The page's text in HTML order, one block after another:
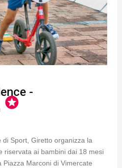
-
stars
Sport, Giretto organizza la
riservata ai bambini dai 18 mesi
Marconi di Vimercate